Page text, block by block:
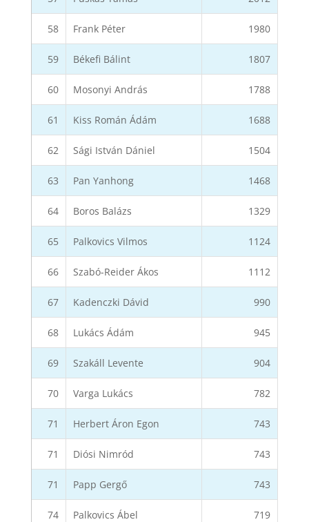
58 Frank Péter 1980
59 Békefi Bálint 1807
60 Mosonyi András 1788
61 Kiss Román Ádám 1688
62 Sági István Dániel 1504
63 Pan Yanhong 1468
64 Boros Balázs 1329
65 Palkovics Vilmos 1124
66 Szabó-Reider Ákos 1112
67 Kadenczki Dávid 990
68 Lukács Ádám 945
69 Szakáll Levente 904
70 Varga Lukács 782
71 Herbert Áron Egon 743
71 Diósi Nimród 743
71 Papp Gergő 743
74 Palkovics Ábel 719